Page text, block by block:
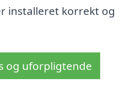
installeret korrekt og
og uforpligtende